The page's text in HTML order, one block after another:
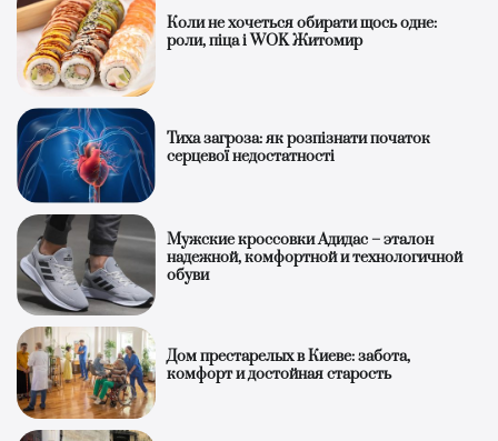
Коли не хочеться обирати щось одне:
роли, піца і WOK Житомир
Тиха загроза: як розпізнати початок
серцевої недостатності
Мужские кроссовки Адидас – эталон
надежной, комфортной и технологичной
обуви
Дом престарелых в Киеве: забота,
комфорт и достойная старость